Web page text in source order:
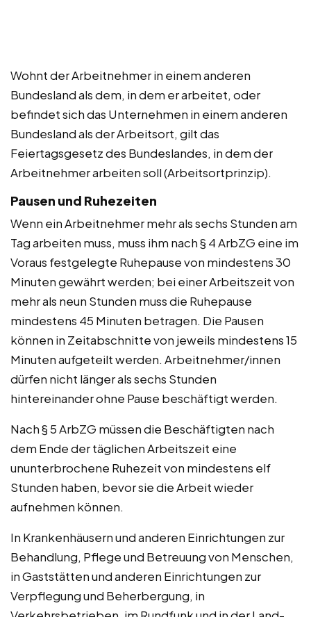
Wohnt der Arbeitnehmer in einem anderen
Bundesland als dem, in dem er arbeitet, oder
befindet sich das Unternehmen in einem anderen
Bundesland als der Arbeitsort, gilt das
Feiertagsgesetz des Bundeslandes, in dem der
Arbeitnehmer arbeiten soll (Arbeitsortprinzip).
Pausen und Ruhezeiten
Wenn ein Arbeitnehmer mehr als sechs Stunden am
Tag arbeiten muss, muss ihm nach § 4 ArbZG eine im
Voraus festgelegte Ruhepause von mindestens 30
Minuten gewährt werden; bei einer Arbeitszeit von
mehr als neun Stunden muss die Ruhepause
mindestens 45 Minuten betragen. Die Pausen
können in Zeitabschnitte von jeweils mindestens 15
Minuten aufgeteilt werden. Arbeitnehmer/innen
dürfen nicht länger als sechs Stunden
hintereinander ohne Pause beschäftigt werden.
Nach § 5 ArbZG müssen die Beschäftigten nach
dem Ende der täglichen Arbeitszeit eine
ununterbrochene Ruhezeit von mindestens elf
Stunden haben, bevor sie die Arbeit wieder
aufnehmen können.
In Krankenhäusern und anderen Einrichtungen zur
Behandlung, Pflege und Betreuung von Menschen,
in Gaststätten und anderen Einrichtungen zur
Verpflegung und Beherbergung, in